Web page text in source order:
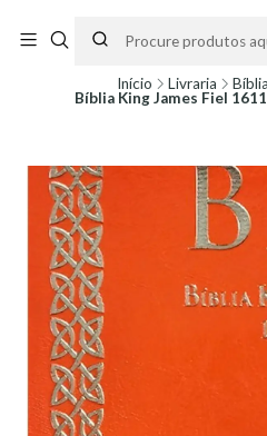
partir do dia 11 de Agosto, às 10H.
Início Livraria
Bíblia King James Fiel